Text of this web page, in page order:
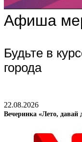
Афиша
Будьте в
города
22.08.2026
Вечеринка «Лето, давай